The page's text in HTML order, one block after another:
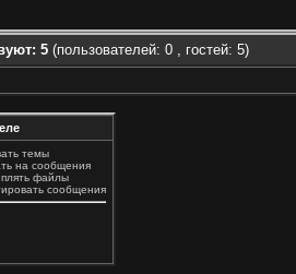
5 (пользователей: 0 , гостей: 5)
темы
на сообщения
файлы
сообщения